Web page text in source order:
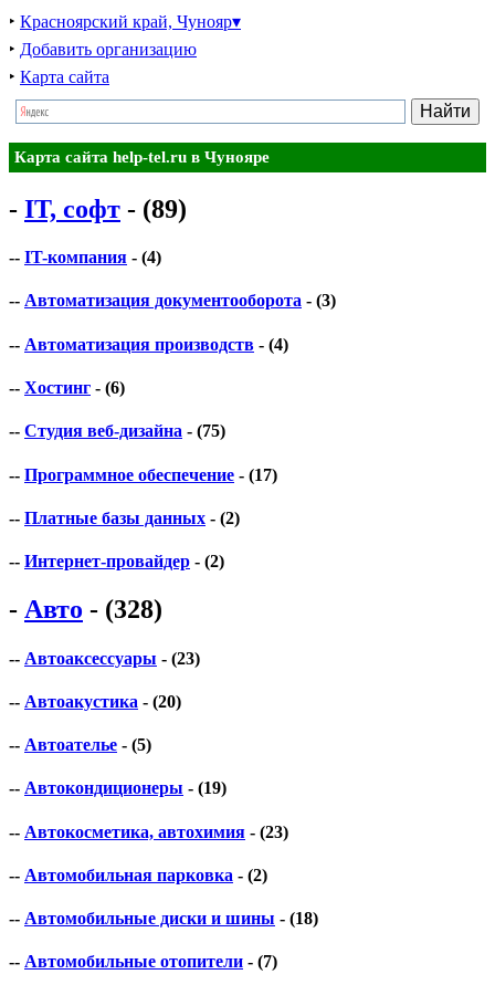
‣ Красноярский край, Чунояр▾
‣ Добавить организацию
‣ Карта сайта
Карта сайта help-tel.ru в Чунояре
- IT, софт - (89)
-- IT-компания - (4)
-- Автоматизация документооборота - (3)
-- Автоматизация производств - (4)
-- Хостинг - (6)
-- Студия веб-дизайна - (75)
-- Программное обеспечение - (17)
-- Платные базы данных - (2)
-- Интернет-провайдер - (2)
- Авто - (328)
-- Автоаксессуары - (23)
-- Автоакустика - (20)
-- Автоателье - (5)
-- Автокондиционеры - (19)
-- Автокосметика, автохимия - (23)
-- Автомобильная парковка - (2)
-- Автомобильные диски и шины - (18)
-- Автомобильные отопители - (7)